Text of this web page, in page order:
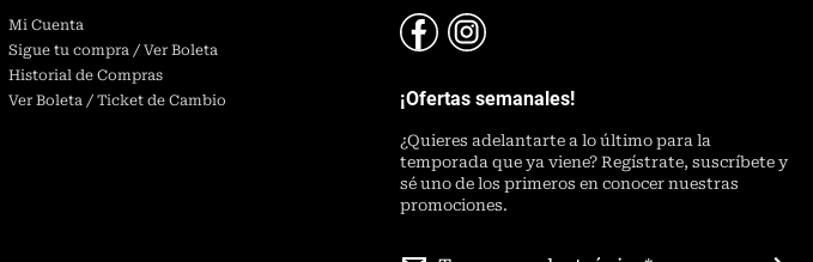
Mi Cuenta
Sigue tu compra / Ver Boleta
Historial de Compras
Ver Boleta / Ticket de Cambio
¡Ofertas semanales!
¿Quieres adelantarte a lo último para la
temporada que ya viene? Regístrate, suscríbete y
sé uno de los primeros en conocer nuestras
promociones.